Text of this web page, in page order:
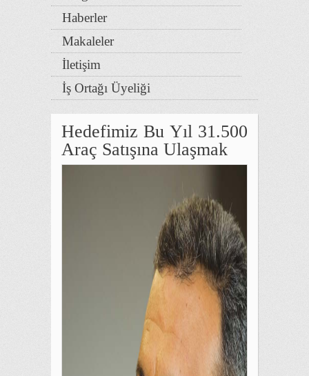
Haberler
Makaleler
İletişim
İş Ortağı Üyeliği
Hedefimiz Bu Yıl 31.500
Araç Satışına Ulaşmak